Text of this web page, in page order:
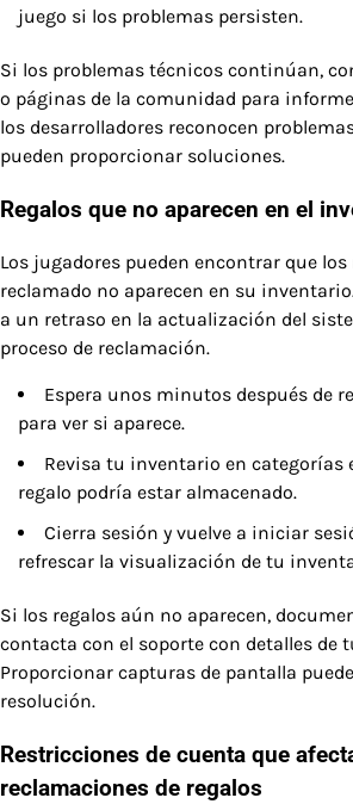
juego si los problemas persisten.
Si los problemas técnicos continúan,
o páginas de la comunidad para
los desarrolladores reconocen
pueden proporcionar soluciones.
Regalos que no aparecen en el
Los jugadores pueden encontrar que
reclamado no aparecen en su
a un retraso en la actualización del
proceso de reclamación.
Espera unos minutos después de
para ver si aparece.
Revisa tu inventario en categorías
regalo podría estar almacenado.
Cierra sesión y vuelve a iniciar
refrescar la visualización de tu
Si los regalos aún no aparecen,
contacta con el soporte con detalles de
Proporcionar capturas de pantalla
resolución.
Restricciones de cuenta que
reclamaciones de regalos